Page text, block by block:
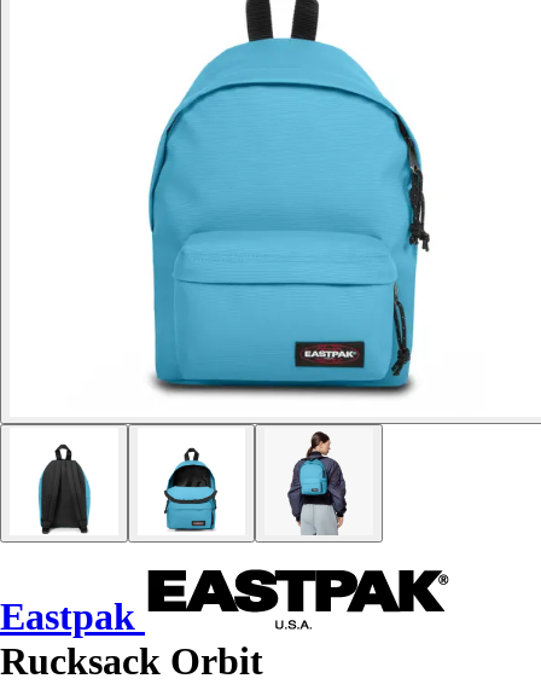
Eastpak
Rucksack Orbit